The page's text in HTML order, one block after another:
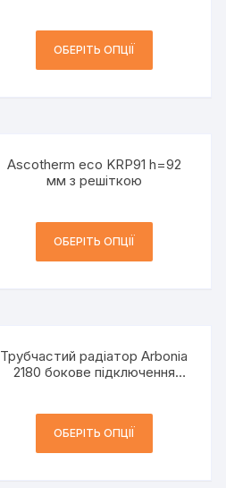
ОБЕРІТЬ ОПЦІЇ
Ascotherm eco KRP91 h=92
мм з решіткою
ОБЕРІТЬ ОПЦІЇ
Трубчастий радіатор Arbonia
2180 бокове підключення
ОБЕРІТЬ ОПЦІЇ